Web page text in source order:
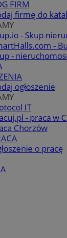
FIRM
firmę do
- Skup
-
-
ogłoszenie
IT
- praca w
Chorzów
o pracę